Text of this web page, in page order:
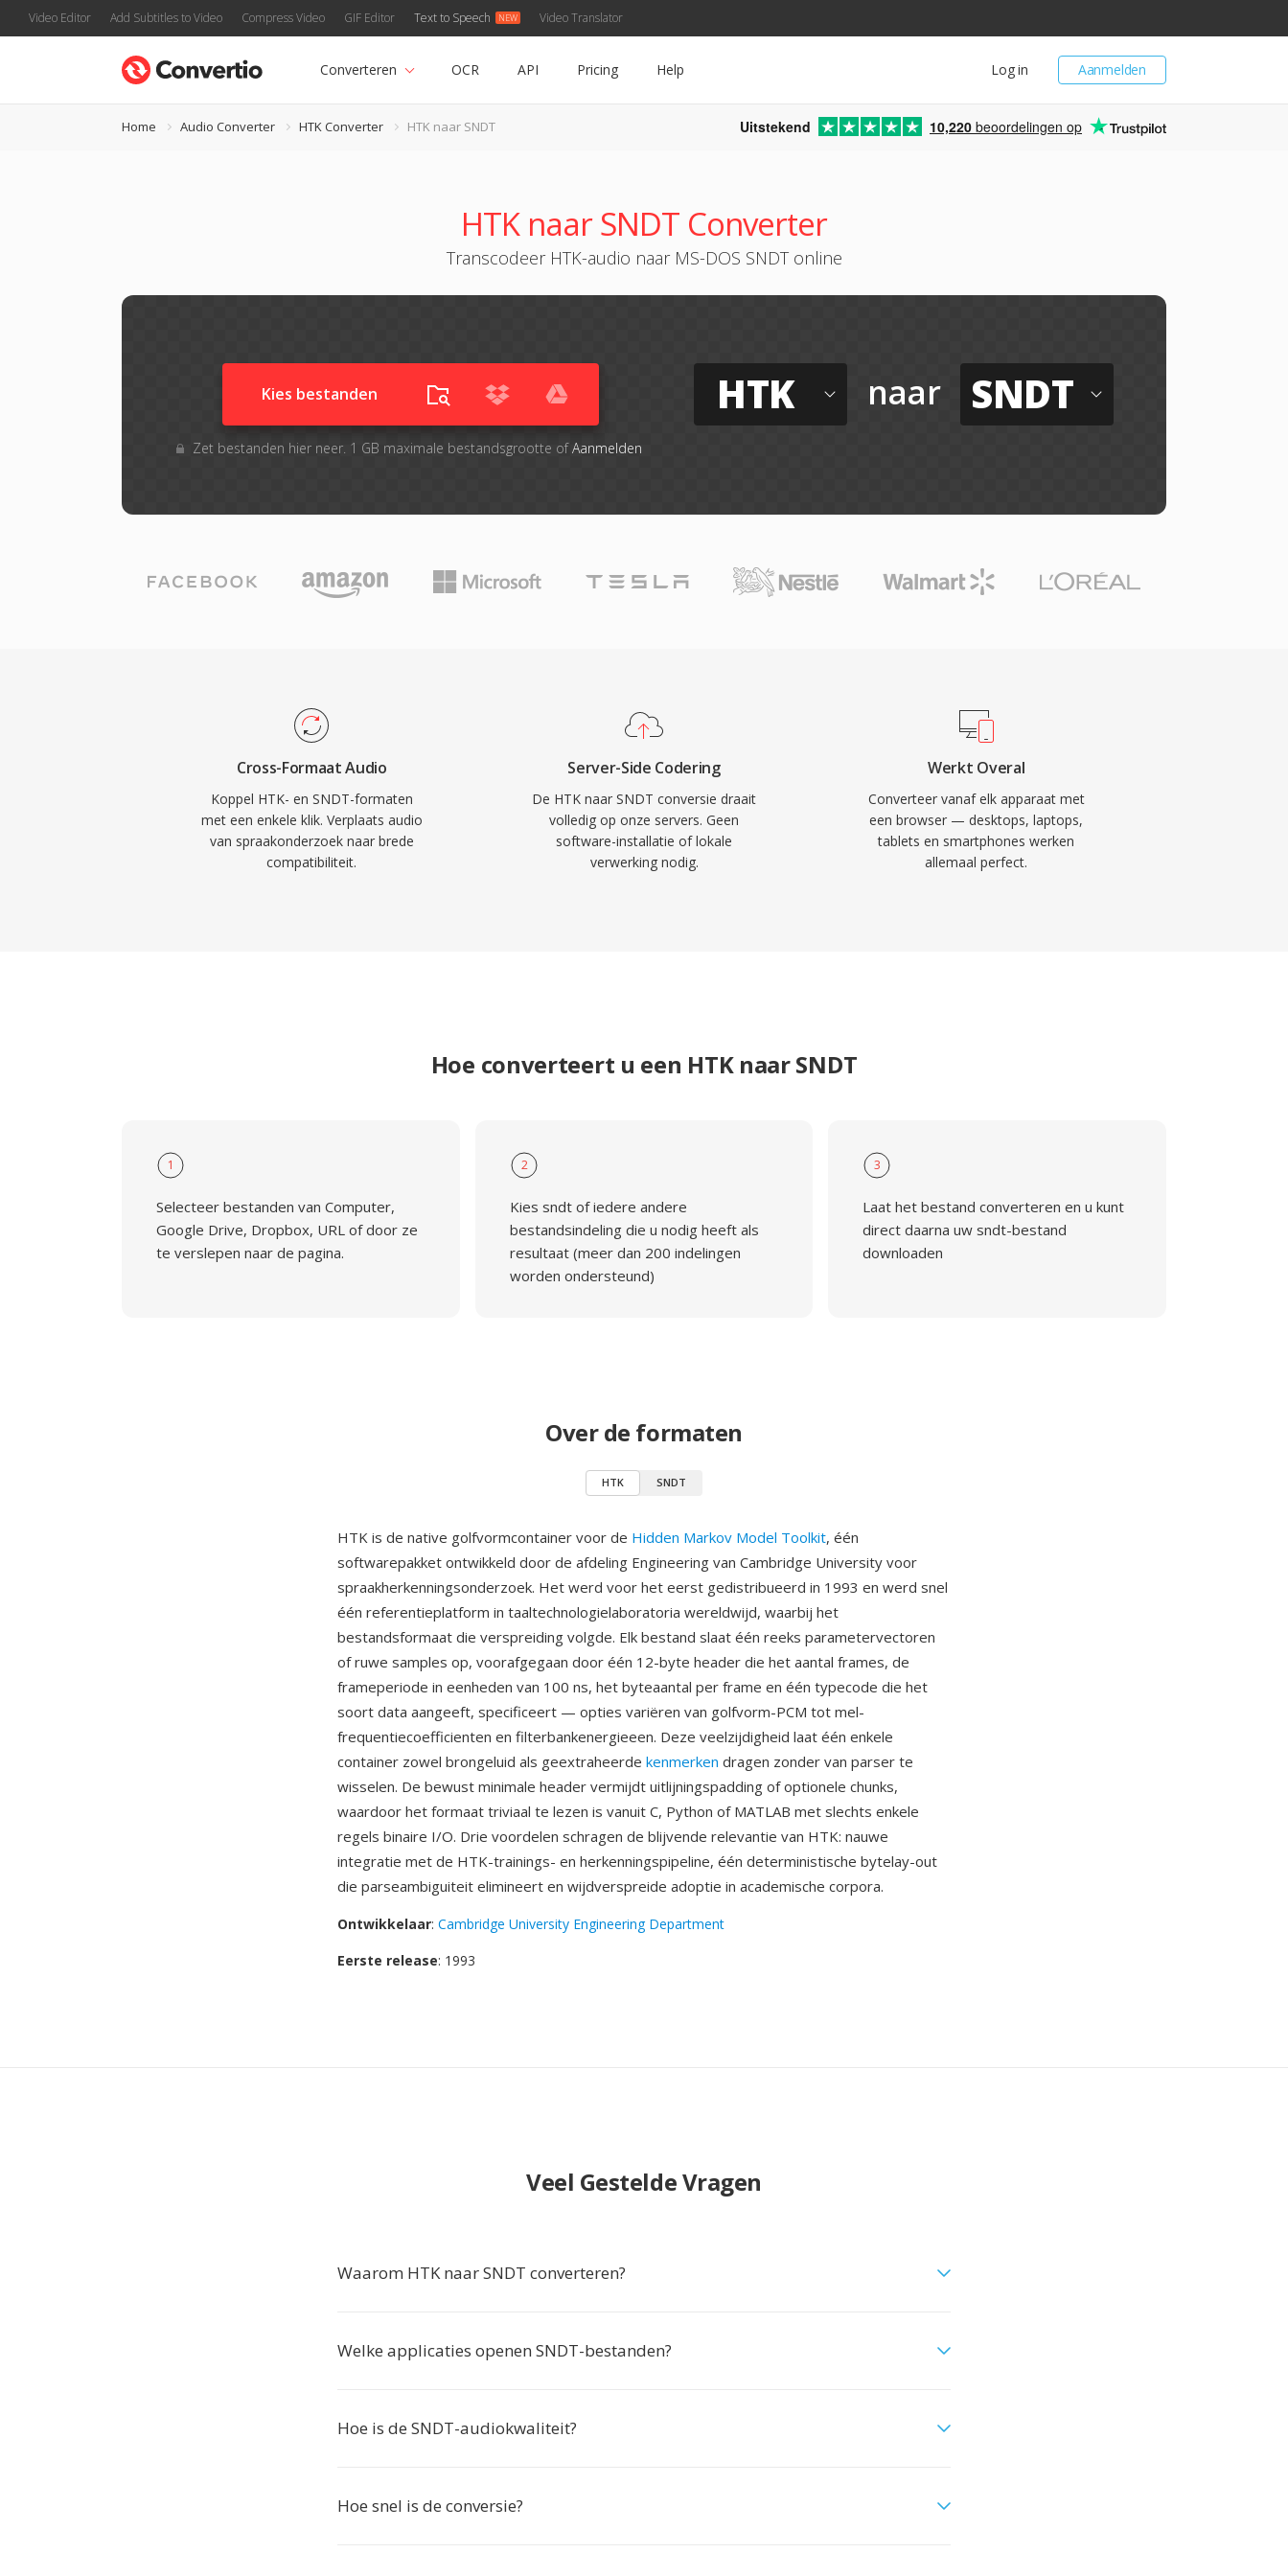
Video Editor Add Subtitles to Video Compress Video GIF Editor Text to Speech Video Translator
Aanmelden
Log in
Converteren OCR API Pricing Help
Home Audio Converter HTK Converter HTK naar SNDT Uitstekend 10,220 beoordelingen op
HTK naar SNDT Converter
Transcodeer HTK-audio naar MS-DOS SNDT online
Kies bestanden
Zet bestanden hier neer. 1 GB maximale bestandsgrootte ofAanmelden
HTK naar SNDT
Cross-Formaat Audio
Koppel HTK- en SNDT-formaten
met een enkele klik. Verplaats audio
van spraakonderzoek naar brede
compatibiliteit.
Server-Side Codering
De HTK naar SNDT conversie draait
volledig op onze servers. Geen
software-installatie of lokale
verwerking nodig.
Werkt Overal
Converteer vanaf elk apparaat met
een browser — desktops, laptops,
tablets en smartphones werken
allemaal perfect.
Hoe converteert u een HTK naar SNDT
1
Selecteer bestanden van Computer,
Google Drive, Dropbox, URL of door ze
te verslepen naar de pagina.
2
Kies sndt of iedere andere
bestandsindeling die u nodig heeft als
resultaat (meer dan 200 indelingen
worden ondersteund)
3
Laat het bestand converteren en u kunt
direct daarna uw sndt-bestand
downloaden
Over de formaten
HTK SNDT
HTK is de native golfvormcontainer voor de Hidden Markov Model Toolkit, één
softwarepakket ontwikkeld door de afdeling Engineering van Cambridge University voor
spraakherkenningsonderzoek. Het werd voor het eerst gedistribueerd in 1993 en werd snel
één referentieplatform in taaltechnologielaboratoria wereldwijd, waarbij het
bestandsformaat die verspreiding volgde. Elk bestand slaat één reeks parametervectoren
of ruwe samples op, voorafgegaan door één 12-byte header die het aantal frames, de
frameperiode in eenheden van 100 ns, het byteaantal per frame en één typecode die het
soort data aangeeft, specificeert — opties variëren van golfvorm-PCM tot mel-
frequentiecoefficienten en filterbankenergieeen. Deze veelzijdigheid laat één enkele
container zowel brongeluid als geextraheerde kenmerken dragen zonder van parser te
wisselen. De bewust minimale header vermijdt uitlijningspadding of optionele chunks,
waardoor het formaat triviaal te lezen is vanuit C, Python of MATLAB met slechts enkele
regels binaire I/O. Drie voordelen schragen de blijvende relevantie van HTK: nauwe
integratie met de HTK-trainings- en herkenningspipeline, één deterministische bytelay-out
die parseambiguiteit elimineert en wijdverspreide adoptie in academische corpora.
Ontwikkelaar: Cambridge University Engineering Department
Eerste release: 1993
Veel Gestelde Vragen
Waarom HTK naar SNDT converteren?
Welke applicaties openen SNDT-bestanden?
Hoe is de SNDT-audiokwaliteit?
Hoe snel is de conversie?